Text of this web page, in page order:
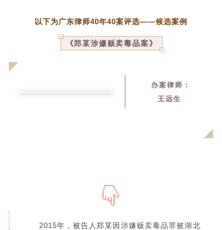
以下为广东律师40年40案评选——候选案例
《郑某涉嫌贩卖毒品案》
办案律师：
王远生
2015年，被告人郑某因涉嫌贩卖毒品罪被湖北